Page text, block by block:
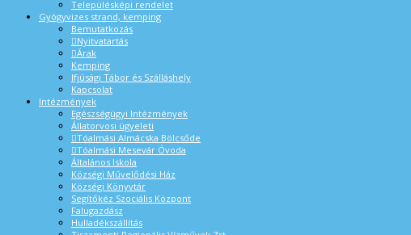
Településképi rendelet
Gyógyvizes strand, kemping
Bemutatkozás
Nyitvatartás
Árak
Kemping
Ifjúsági Tábor és Szálláshely
Kapcsolat
Intézmények
Egészségügyi Intézmények
Állatorvosi ügyeleti
Tóalmási Almácska Bölcsőde
Tóalmási Mesevár Óvoda
Általános Iskola
Községi Művelődési Ház
Községi Könyvtár
Segítőkéz Szociális Központ
Falugazdász
Hulladékszállítás